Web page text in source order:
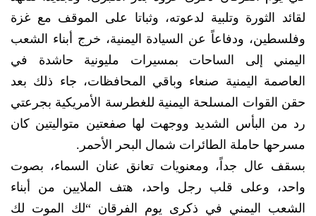
لقائد الثورة وتلبية لدعوته، وثباتا على الموقف مع غزة
وفلسطين، ودفاعاً عن السيادة اليمنية، خرج أبناء الشعب
اليمني إلى الساحات بمسيرات مليونية حاشدة في
العاصمة اليمنية صنعاء وباقي المحافظات، جاء ذلك بعد
حقن القوات المسلحة اليمنية للغطرسة الأمريكية بجرعتي
رد من البأس الشديد ووجهت لها صفعتين متواليتين كان
مسرحها حاملة الطائرات شمال البحر الأحمر.
بسقف عال جداً، ومعنويات تعانق عنان السماء، بصوت
واحد، وعلى قلب رجل واحد، هتف الملايين من أبناء
الشعب اليمني في ذكرى يوم الفرقان “لك الموت لك